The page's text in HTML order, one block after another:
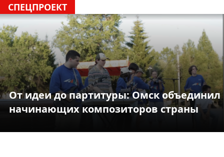
СПЕЦПРОЕКТ
От идеи до партитуры: Омск объединил
начинающих композиторов страны